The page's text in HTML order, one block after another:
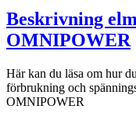
Beskrivning
OMNIPOWER
Här kan du läsa om hur
förbrukning och
OMNIPOWER